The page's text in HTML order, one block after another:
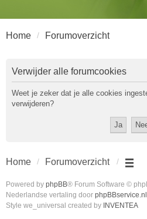
Home Forumoverzicht
Verwijder alle forumcookies
Weet je zeker dat je alle cookies
verwijderen?
Home Forumoverzicht
Powered by phpBB® Forum Software ©
Nederlandse vertaling door phpBBservice.nl
Style we_universal created by INVENTEA